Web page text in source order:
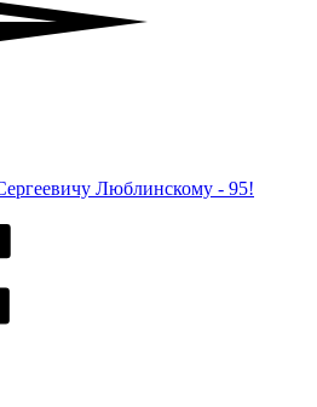
Люблинскому - 95!